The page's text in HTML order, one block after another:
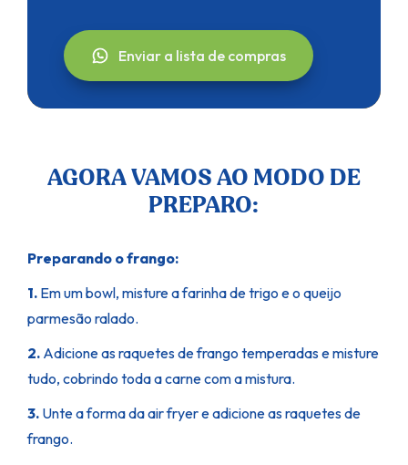
Enviar a lista de compras
AGORA VAMOS AO MODO DE
PREPARO:
Preparando o frango:
1. Em um bowl, misture a farinha de trigo e o queijo
parmesão ralado.
2. Adicione as raquetes de frango temperadas e misture
tudo, cobrindo toda a carne com a mistura.
3. Unte a forma da air fryer e adicione as raquetes de
frango.